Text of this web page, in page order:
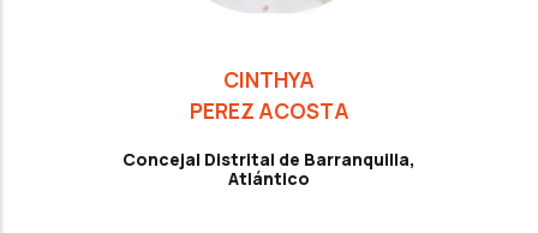
CINTHYA
PEREZ ACOSTA
Concejal Distrital de Barranquilla,
Atlántico